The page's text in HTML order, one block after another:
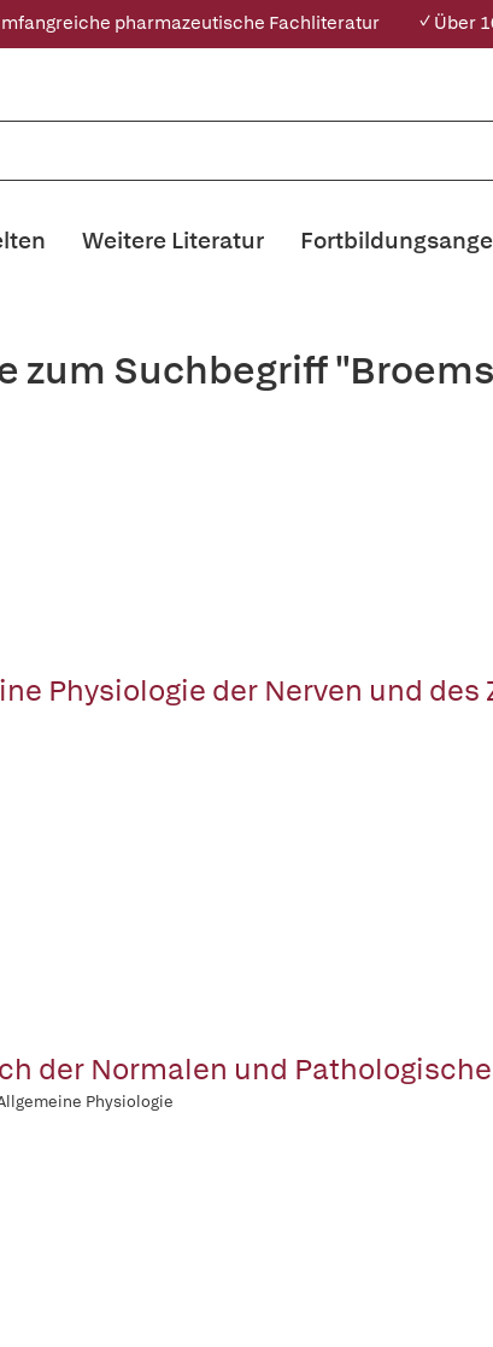
pharmazeutische Fachliteratur ✓ Über
Weitere Literatur
zum Suchbegriff
Physiologie der Nerven und
der Normalen und
Physiologie